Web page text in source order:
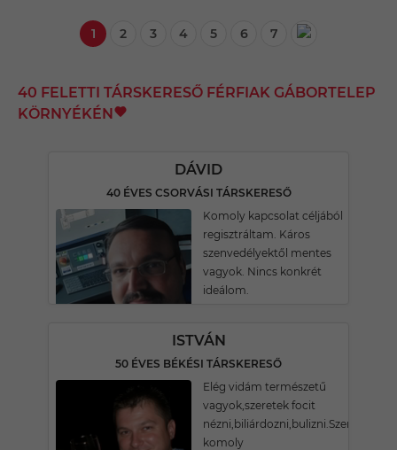
1 2 3 4 5 6 7
40 FELETTI TÁRSKERESŐ FÉRFIAK GÁBORTELEP
KÖRNYÉKÉN
DÁVID
40 ÉVES CSORVÁSI TÁRSKERESŐ
Komoly kapcsolat céljából
regisztráltam. Káros
szenvedélyektől mentes
vagyok. Nincs konkrét
ideálom.
ISTVÁN
50 ÉVES BÉKÉSI TÁRSKERESŐ
Elég vidám természetű
vagyok,szeretek focit
nézni,biliárdozni,bulizni.Szeretnék
komoly